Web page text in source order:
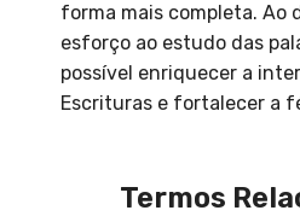
forma mais completa. Ao
esforço ao estudo das
possível enriquecer a
Escrituras e fortalecer a
Termos